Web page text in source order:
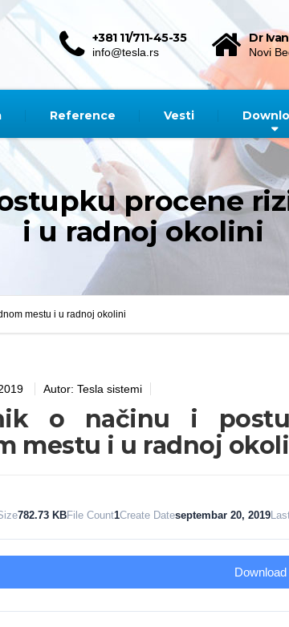
+381 11/711-45-35
info@tesla.rs
Dr
Novi
Reference Vesti
procene
i u radnoj okolini
mestu i u radnoj okolini
Autor: Tesla sistemi
o načinu i
mestu i u radnoj
782.73 KBFile Count1Create Dateseptembar 20, 2019
Download